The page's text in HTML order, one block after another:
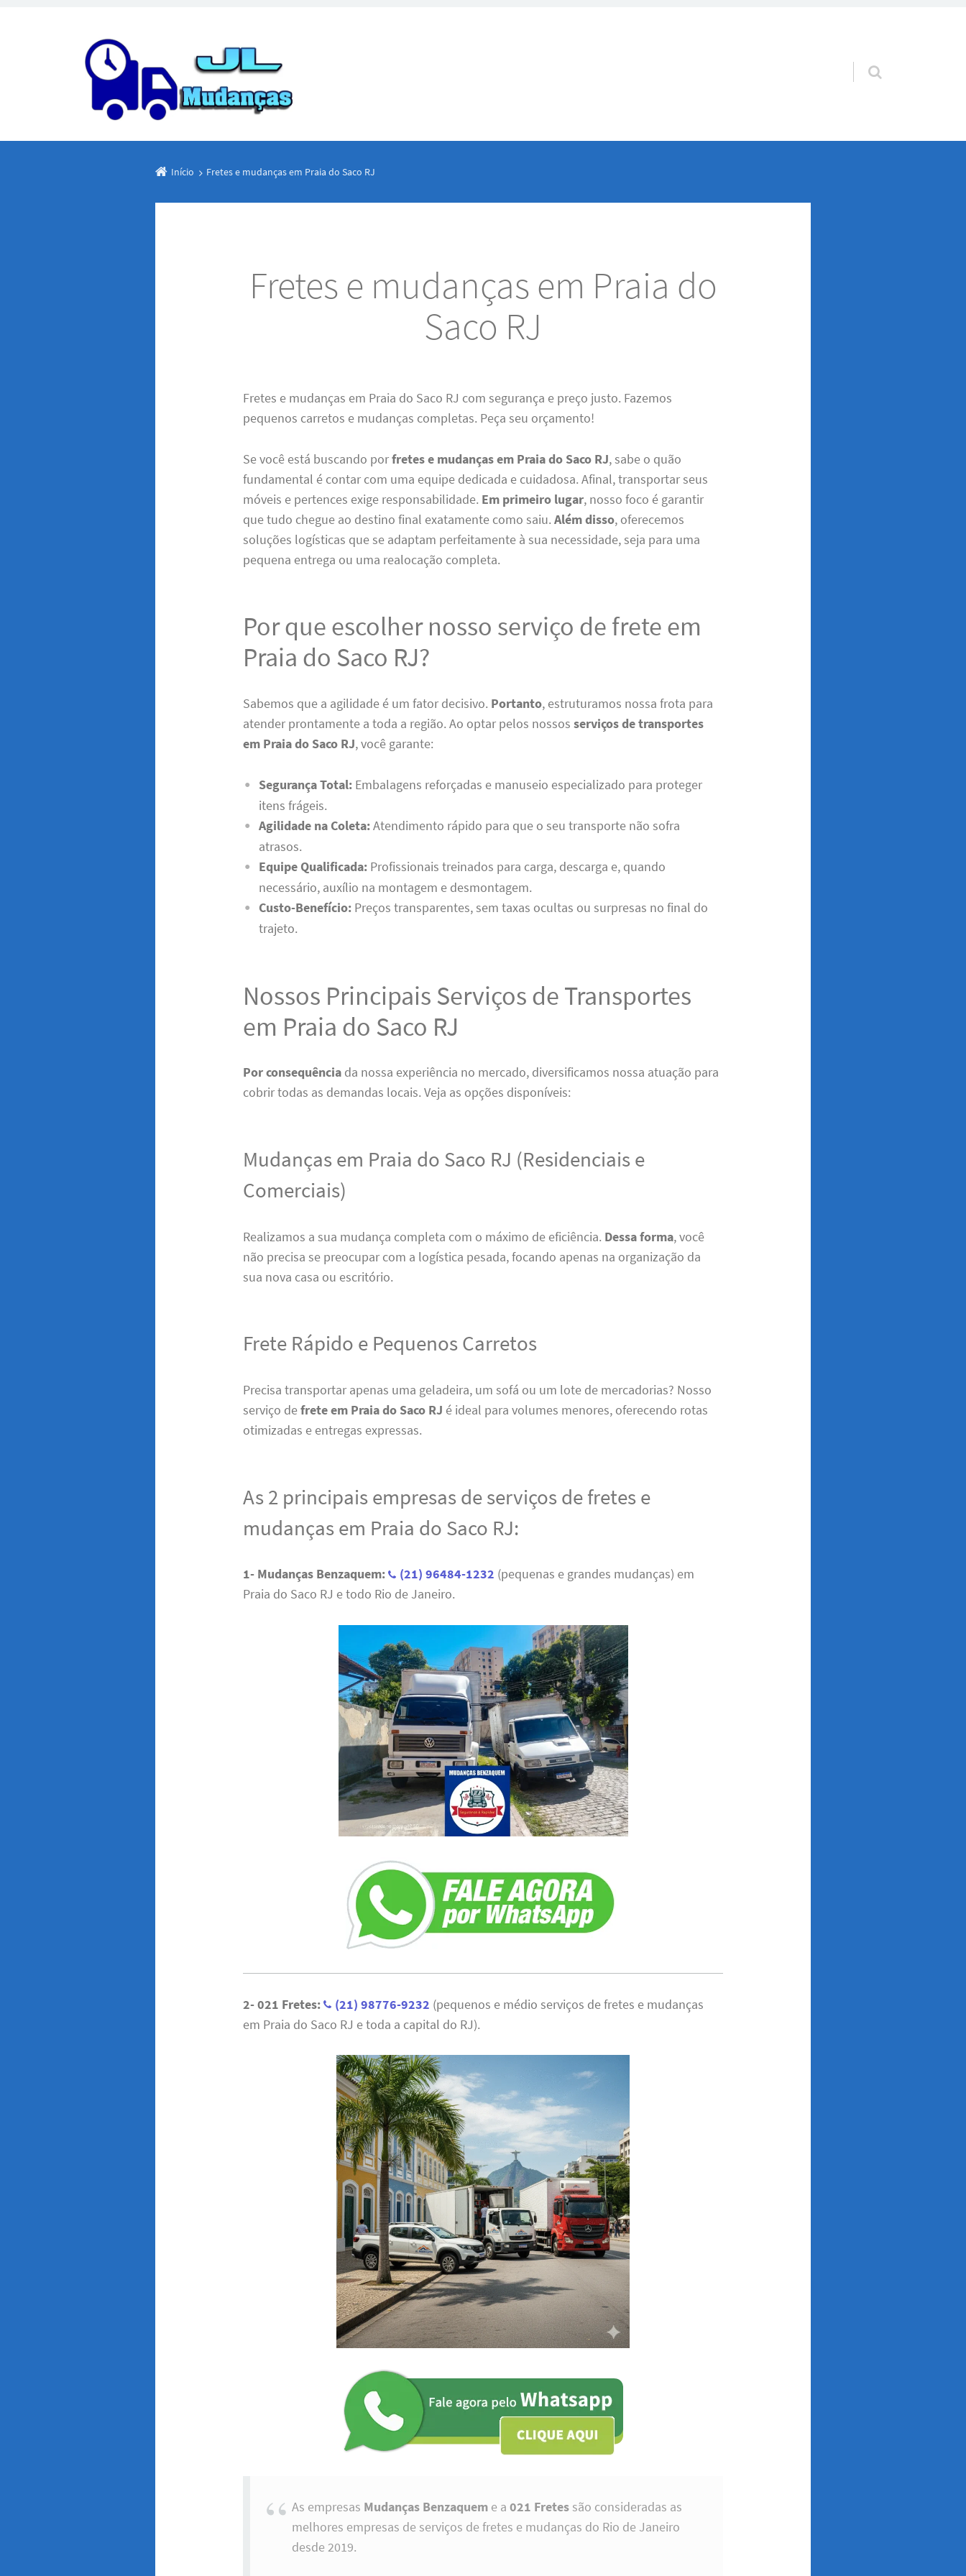
Pular para o conteúdo
Início Fretes e mudanças em Praia do Saco RJ
Fretes e mudanças em Praia do
Saco RJ
Fretes e mudanças em Praia do Saco RJ com segurança e preço justo. Fazemos
pequenos carretos e mudanças completas. Peça seu orçamento!
Se você está buscando porfretes e mudanças em Praia do Saco RJ, sabe o quão
fundamental é contar com uma equipe dedicada e cuidadosa. Afinal, transportar seus
móveis e pertences exige responsabilidade. Em primeiro lugar, nosso foco é garantir
que tudo chegue ao destino final exatamente como saiu.Além disso, oferecemos
soluções logísticas que se adaptam perfeitamente à sua necessidade, seja para uma
pequena entrega ou uma realocação completa.
Por que escolher nosso serviço de frete em
Praia do Saco RJ?
Sabemos que a agilidade é um fator decisivo. Portanto, estruturamos nossa frota para
atender prontamente a toda a região. Ao optar pelos nossosserviços de transportes
em Praia do Saco RJ, você garante:
Segurança Total:Embalagens reforçadas e manuseio especializado para proteger
itens frágeis.
Agilidade na Coleta:Atendimento rápido para que o seu transporte não sofra
atrasos.
Equipe Qualificada:Profissionais treinados para carga, descarga e, quando
necessário, auxílio na montagem e desmontagem.
Custo-Benefício:Preços transparentes, sem taxas ocultas ou surpresas no final do
trajeto.
Nossos Principais Serviços de Transportes
em Praia do Saco RJ
Por consequência da nossa experiência no mercado, diversificamos nossa atuação para
cobrir todas as demandas locais. Veja as opções disponíveis:
Mudanças em Praia do Saco RJ (Residenciais e
Comerciais)
Realizamos a sua mudança completa com o máximo de eficiência. Dessa forma, você
não precisa se preocupar com a logística pesada, focando apenas na organização da
sua nova casa ou escritório.
Frete Rápido e Pequenos Carretos
Precisa transportar apenas uma geladeira, um sofá ou um lote de mercadorias? Nosso
serviço defrete em Praia do Saco RJ é ideal para volumes menores, oferecendo rotas
otimizadas e entregas expressas.
As 2 principais empresas de serviços de fretes e
mudanças em Praia do Saco RJ:
1- Mudanças Benzaquem: (21) 96484-1232 (pequenas e grandes mudanças) em
Praia do Saco RJ e todo Rio de Janeiro.
2- 021 Fretes: (21) 98776-9232 (pequenos e médio serviços de fretes e mudanças
em Praia do Saco RJ e toda a capital do RJ).
As empresas Mudanças Benzaqueme a 021 Fretessão consideradas as
melhores empresas de serviços de fretes e mudanças do Rio de Janeiro
desde 2019.